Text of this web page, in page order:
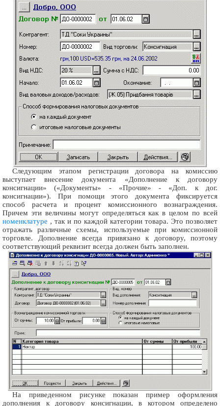
Следующим этапом регистрации договора на комиссию
выступает внесение документа «Дополнение к договору
консигнации» («Документы» - «Прочие» - «Доп. к дог.
консигнации»). При помощи этого документа фиксируется
способ расчета и процент комиссионного вознаграждения.
Причем эти величины могут определяться как в целом по всей
номенклатуре , так и по каждой категории товара. Это позволяет
отражать различные схемы, используемые при комиссионной
торговле. Дополнение всегда привязано к договору, поэтому
соответствующий реквизит всегда должен быть заполнен.
На приведенном рисунке показан пример оформления
дополнения к договору консигнации, в котором определено